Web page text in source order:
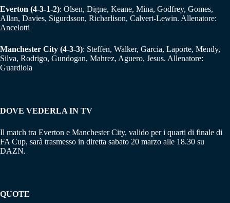
Everton (4-3-1-2): Olsen, Digne, Keane, Mina, Godfrey, Gomes,
Allan, Davies, Sigurdsson, Richarlison, Calvert-Lewin. Allenatore:
Ancelotti
Manchester City (4-3-3): Steffen, Walker, Garcia, Laporte, Mendy,
Silva, Rodrigo, Gundogan, Mahrez, Aguero, Jesus. Allenatore:
Guardiola
DOVE VEDERLA IN TV
Il match tra Everton e Manchester City, valido per i quarti di finale di
FA Cup, sarà trasmesso in diretta sabato 20 marzo alle 18.30 su
DAZN.
QUOTE